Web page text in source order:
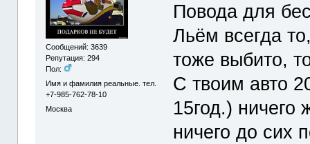
Сообщений: 3639
Репутация: 294
Пол:
Имя и фамилия реальные. тел.
+7-985-762-78-10
Москва
Повода для
Льём всегда
тоже выбито,
С твоим авто
15год.) ничего
ничего до сих